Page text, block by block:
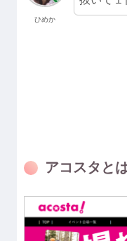
ひめか
アコスタと